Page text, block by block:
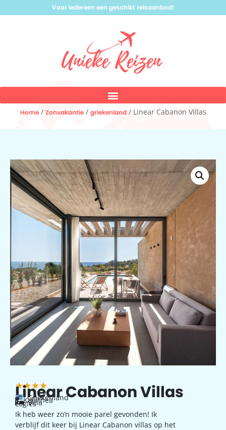
Voor iedereen een geschikt reisaanbod!
Home/ Zonvakantie/ griekenland/ Linear Cabanon Villas
Linear Cabanon Villas
Griekenland
Kallithea
Villa
Logies
Ik heb weer zo’n mooie parel gevonden! Ik
verblijf dit keer bij Linear Cabanon villas op het